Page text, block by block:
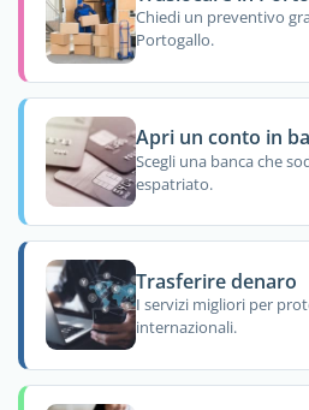
Chiedi un preventivo
Portogallo.
Apri un conto in
Scegli una banca che
espatriato.
Trasferire denaro
I servizi migliori per
internazionali.